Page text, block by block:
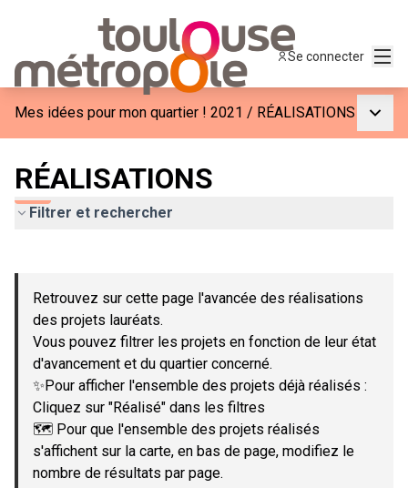
Se connecter
Mes idées pour mon quartier ! 2021 / RÉALISATIONS
RÉALISATIONS
Filtrer et rechercher
−
Retrouvez sur cette page l'avancée des réalisations
des projets lauréats.
Vous pouvez filtrer les projets en fonction de leur état
d'avancement et du quartier concerné.
✨Pour afficher l'ensemble des projets déjà réalisés :
Cliquez sur "Réalisé" dans les filtres
🗺️ Pour que l'ensemble des projets réalisés
s'affichent sur la carte, en bas de page, modifiez le
nombre de résultats par page.